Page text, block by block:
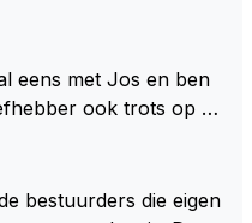
Red Bull bochtgri
Dat is iets wat vaker
aan bet stuur.
eens met Jos en ben
ook trots op de
wens dat hij nog een
krijgt, waarmee hij d
bestuurders die eigen